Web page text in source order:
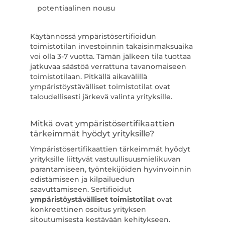
potentiaalinen nousu
Käytännössä ympäristösertifioidun
toimistotilan investoinnin takaisinmaksuaika
voi olla 3-7 vuotta. Tämän jälkeen tila tuottaa
jatkuvaa säästöä verrattuna tavanomaiseen
toimistotilaan. Pitkällä aikavälillä
ympäristöystävälliset toimistotilat ovat
taloudellisesti järkevä valinta yrityksille.
Mitkä ovat ympäristösertifikaattien
tärkeimmät hyödyt yrityksille?
Ympäristösertifikaattien tärkeimmät hyödyt
yrityksille liittyvät vastuullisuusmielikuvan
parantamiseen, työntekijöiden hyvinvoinnin
edistämiseen ja kilpailuedun
saavuttamiseen. Sertifioidut
ympäristöystävälliset toimistotilatovat
konkreettinen osoitus yrityksen
sitoutumisesta kestävään kehitykseen.